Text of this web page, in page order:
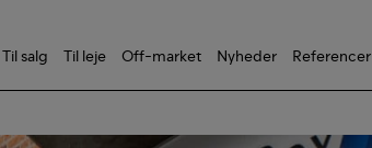
Til salg Til leje Off-market Nyheder Referencer